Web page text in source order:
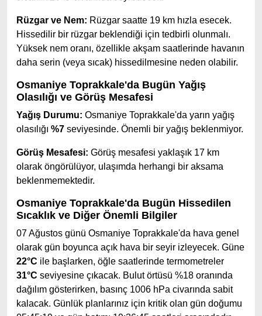
Rüzgar ve Nem: Rüzgar saatte 19 km hızla esecek.
Hissedilir bir rüzgar beklendiği için tedbirli olunmalı.
Yüksek nem oranı, özellikle akşam saatlerinde havanın
daha serin (veya sıcak) hissedilmesine neden olabilir.
Osmaniye Toprakkale'da Bugün Yağış
Olasılığı ve Görüş Mesafesi
Yağış Durumu: Osmaniye Toprakkale'da yarın yağış
olasılığı %7 seviyesinde. Önemli bir yağış beklenmiyor.
Görüş Mesafesi: Görüş mesafesi yaklaşık 17 km
olarak öngörülüyor, ulaşımda herhangi bir aksama
beklenmemektedir.
Osmaniye Toprakkale'da Bugün Hissedilen
Sıcaklık ve Diğer Önemli Bilgiler
07 Ağustos günü Osmaniye Toprakkale'da hava genel
olarak gün boyunca açık hava bir seyir izleyecek. Güne
22°C ile başlarken, öğle saatlerinde termometreler
31°C seviyesine çıkacak. Bulut örtüsü %18 oranında
dağılım gösterirken, basınç 1006 hPa civarında sabit
kalacak. Günlük planlarınız için kritik olan gün doğumu